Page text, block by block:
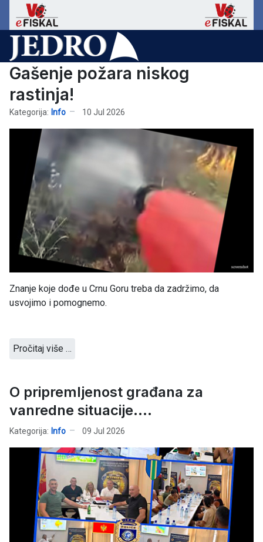
Gašenje požara niskog
rastinja!
Kategorija: Info 10 Jul 2026
Znanje koje dođe u Crnu Goru treba da zadržimo, da
usvojimo i pomognemo.
Pročitaj više …
O pripremljenost građana za
vanredne situacije....
Kategorija: Info 09 Jul 2026